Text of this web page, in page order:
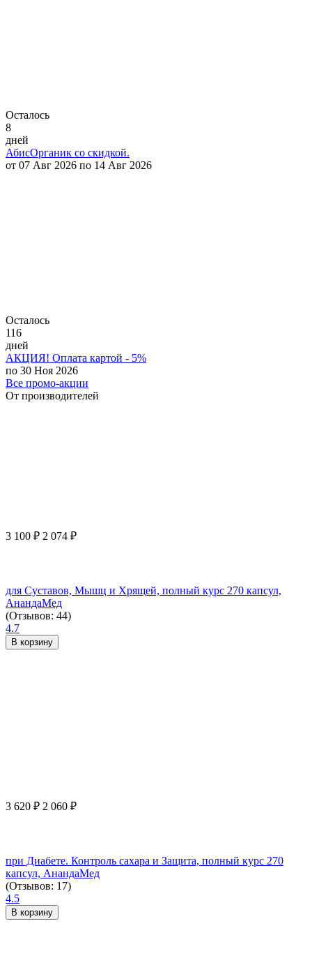
Осталось
8
дней
АбисОрганик со скидкой.
от 07 Авг 2026 по 14 Авг 2026
Осталось
116
дней
АКЦИЯ! Оплата картой - 5%
по 30 Ноя 2026
Все промо-акции
От производителей
3 100 ₽ 2 074 ₽
для Суставов, Мышц и Хрящей, полный курс 270 капсул,
АнандаМед
(Отзывов: 44)
4.7
В корзину
3 620 ₽ 2 060 ₽
при Диабете. Контроль сахара и Защита, полный курс 270
капсул, АнандаМед
(Отзывов: 17)
4.5
В корзину